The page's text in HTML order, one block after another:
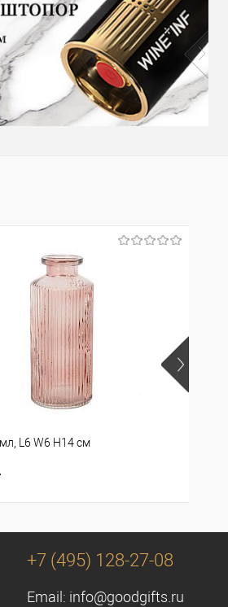
L6 W6 H14 см
+7 (495) 128-27-08
Email: info@goodgifts.ru